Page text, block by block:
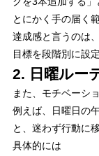
とにかく手の届く
達成感と言うのは
目標を段階別に設
2. 日曜ルー
また、モチベーシ
例えば、日曜日の
と、迷わず行動に
具体的には